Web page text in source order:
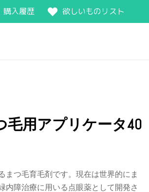
購入履歴 欲しいものリスト
毛用アプリケータ40
まつ毛育毛剤です。現在は世界的にま
内障治療に用いる点眼薬として開発さ